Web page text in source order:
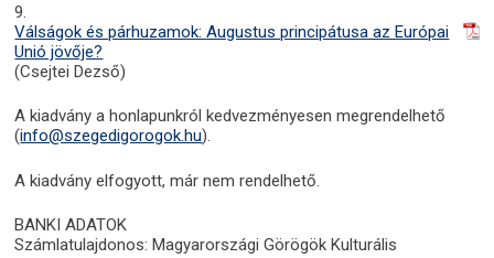
9.
Válságok és párhuzamok: Augustus principátusa az Európai
Unió jövője?
(Csejtei Dezső)
A kiadvány a honlapunkról kedvezményesen megrendelhető
(info@szegedigorogok.hu).
A kiadvány elfogyott, már nem rendelhető.
BANKI ADATOK
Számlatulajdonos: Magyarországi Görögök Kulturális